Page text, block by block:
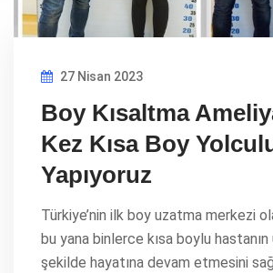
27 Nisan 2023
Boy Kısaltma
Kez Kısa Boy
Yapıyoruz
Türkiye’nin ilk boy uzatma merkezi
bu yana binlerce kısa boylu
şekilde hayatına devam etmesini